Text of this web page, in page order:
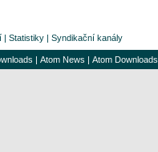
| Statistiky | Syndikační kanály
| Atom News | Atom Downloads